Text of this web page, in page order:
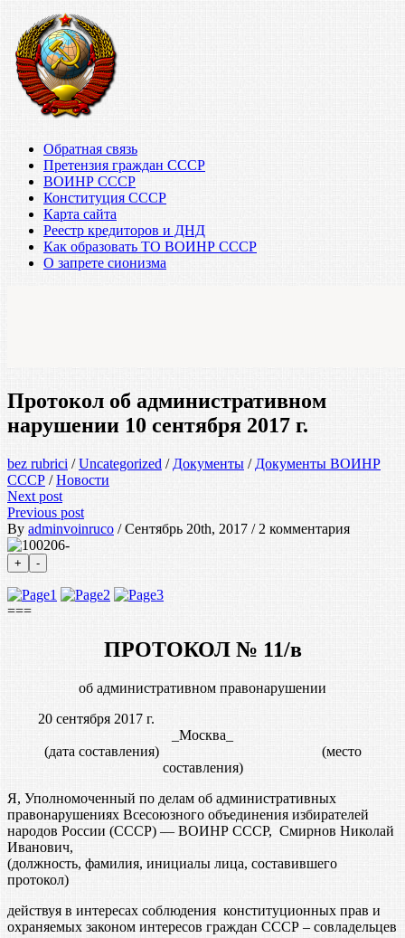
Обратная связь
Претензия граждан СССР
ВОИНР СССР
Конституция СССР
Карта сайта
Реестр кредиторов и ДНД
Как образовать ТО ВОИНР СССР
О запрете сионизма
Протокол об административном
нарушении 10 сентября 2017 г.
bez rubrici /Uncategorized / Документы / Документы ВОИНР
СССР /Новости
Next post
Previous post
By adminvoinruco / Сентябрь 20th, 2017 / 2 комментария
===
ПРОТОКОЛ № 11/в
об административном правонарушении
20 сентября 2017 г.
_Москва_
(дата составления) (место
составления)
Я, Уполномоченный по делам об административных
правонарушениях Всесоюзного объединения избирателей
народов России (СССР) — ВОИНР СССР, Смирнов Николай
Иванович,
(должность, фамилия, инициалы лица, составившего
протокол)
действуя в интересах соблюдения конституционных прав и
охраняемых законом интересов граждан СССР – совладельцев